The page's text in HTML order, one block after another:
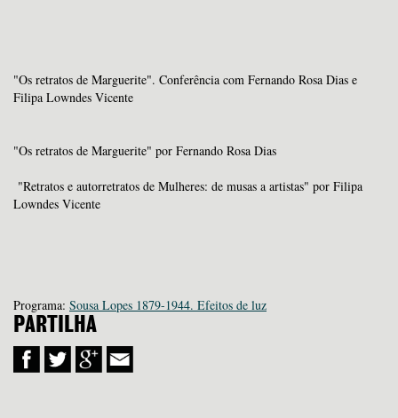
"Os retratos de Marguerite". Conferência com Fernando Rosa Dias e
Filipa Lowndes Vicente
"Os retratos de Marguerite" por Fernando Rosa Dias
"Retratos e autorretratos de Mulheres: de musas a artistas" por Filipa
Lowndes Vicente
Programa: Sousa Lopes 1879-1944. Efeitos de luz
PARTILHA